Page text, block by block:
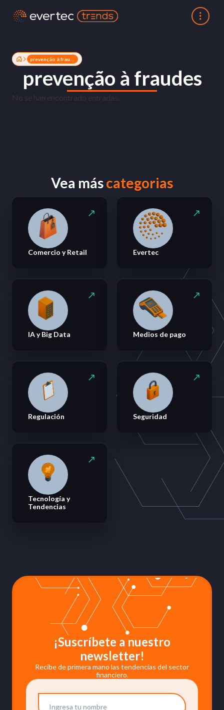
prevenção à fraudes
Vea máscategorias
Comercio y Retail Evertec
IA y Big Data Medios de pago
Regulación Seguridad
Tecnología y
Tendencias
¡Suscríbete a nuestro
newsletter!
Recibe de primera mano las tendencias del sector
financiero.